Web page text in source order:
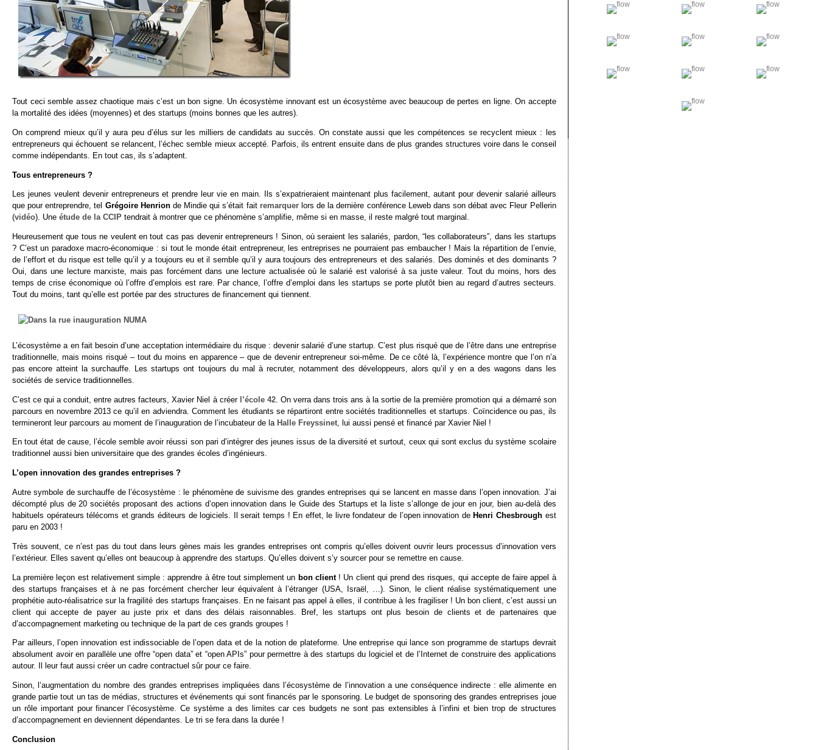
Tout ceci semble assez chaotique mais c’est un bon signe. Un écosystème innovant est un écosystème avec beaucoup de pertes en ligne. On accepte
la mortalité des idées (moyennes) et des startups (moins bonnes que les autres).
On comprend mieux qu’il y aura peu d’élus sur les milliers de candidats au succès. On constate aussi que les compétences se recyclent mieux : les
entrepreneurs qui échouent se relancent, l’échec semble mieux accepté. Parfois, ils entrent ensuite dans de plus grandes structures voire dans le conseil
comme indépendants. En tout cas, ils s’adaptent.
Tous entrepreneurs ?
Les jeunes veulent devenir entrepreneurs et prendre leur vie en main. Ils s’expatrieraient maintenant plus facilement, autant pour devenir salarié ailleurs
que pour entreprendre, tel Grégoire Henrionde Mindie qui s’était fait remarquerlors de la dernière conférence Leweb dans son débat avec Fleur Pellerin
(vidéo). Une étude de la CCIP tendrait à montrer que ce phénomène s’amplifie, même si en masse, il reste malgré tout marginal.
Heureusement que tous ne veulent en tout cas pas devenir entrepreneurs ! Sinon, où seraient les salariés, pardon, “les collaborateurs”, dans les startups
? C’est un paradoxe macro-économique : si tout le monde était entrepreneur, les entreprises ne pourraient pas embaucher ! Mais la répartition de l’envie,
de l’effort et du risque est telle qu’il y a toujours eu et il semble qu’il y aura toujours des entrepreneurs et des salariés. Des dominés et des dominants ?
Oui, dans une lecture marxiste, mais pas forcément dans une lecture actualisée où le salarié est valorisé à sa juste valeur. Tout du moins, hors des
temps de crise économique où l’offre d’emplois est rare. Par chance, l’offre d’emploi dans les startups se porte plutôt bien au regard d’autres secteurs.
Tout du moins, tant qu’elle est portée par des structures de financement qui tiennent.
L’écosystème a en fait besoin d’une acceptation intermédiaire du risque : devenir salarié d’une startup. C’est plus risqué que de l’être dans une entreprise
traditionnelle, mais moins risqué – tout du moins en apparence – que de devenir entrepreneur soi-même. De ce côté là, l’expérience montre que l’on n’a
pas encore atteint la surchauffe. Les startups ont toujours du mal à recruter, notamment des développeurs, alors qu’il y en a des wagons dans les
sociétés de service traditionnelles.
C’est ce qui a conduit, entre autres facteurs, Xavier Niel à créer l’école 42. On verra dans trois ans à la sortie de la première promotion qui a démarré son
parcours en novembre 2013 ce qu’il en adviendra. Comment les étudiants se répartiront entre sociétés traditionnelles et startups. Coïncidence ou pas, ils
termineront leur parcours au moment de l’inauguration de l’incubateur de la Halle Freyssinet , lui aussi pensé et financé par Xavier Niel !
En tout état de cause, l’école semble avoir réussi son pari d’intégrer des jeunes issus de la diversité et surtout, ceux qui sont exclus du système scolaire
traditionnel aussi bien universitaire que des grandes écoles d’ingénieurs.
L’open innovation des grandes entreprises ?
Autre symbole de surchauffe de l’écosystème : le phénomène de suivisme des grandes entreprises qui se lancent en masse dans l’open innovation. J’ai
décompté plus de 20 sociétés proposant des actions d’open innovation dans le Guide des Startups et la liste s’allonge de jour en jour, bien au-delà des
habituels opérateurs télécoms et grands éditeurs de logiciels. Il serait temps ! En effet, le livre fondateur de l’open innovation de Henri Chesbrough est
paru en 2003 !
Très souvent, ce n’est pas du tout dans leurs gènes mais les grandes entreprises ont compris qu’elles doivent ouvrir leurs processus d’innovation vers
l’extérieur. Elles savent qu’elles ont beaucoup à apprendre des startups. Qu’elles doivent s’y sourcer pour se remettre en cause.
La première leçon est relativement simple : apprendre à être tout simplement un bon client! Un client qui prend des risques, qui accepte de faire appel à
des startups françaises et à ne pas forcément chercher leur équivalent à l’étranger (USA, Israël, …). Sinon, le client réalise systématiquement une
prophétie auto-réalisatrice sur la fragilité des startups françaises. En ne faisant pas appel à elles, il contribue à les fragiliser ! Un bon client, c’est aussi un
client qui accepte de payer au juste prix et dans des délais raisonnables. Bref, les startups ont plus besoin de clients et de partenaires que
d’accompagnement marketing ou technique de la part de ces grands groupes !
Par ailleurs, l’open innovation est indissociable de l’open data et de la notion de plateforme. Une entreprise qui lance son programme de startups devrait
absolument avoir en parallèle une offre “open data” et “open APIs” pour permettre à des startups du logiciel et de l’Internet de construire des applications
autour. Il leur faut aussi créer un cadre contractuel sûr pour ce faire.
Sinon, l’augmentation du nombre des grandes entreprises impliquées dans l’écosystème de l’innovation a une conséquence indirecte : elle alimente en
grande partie tout un tas de médias, structures et événements qui sont financés par le sponsoring. Le budget de sponsoring des grandes entreprises joue
un rôle important pour financer l’écosystème. Ce système a des limites car ces budgets ne sont pas extensibles à l’infini et bien trop de structures
d’accompagnement en deviennent dépendantes. Le tri se fera dans la durée !
Conclusion